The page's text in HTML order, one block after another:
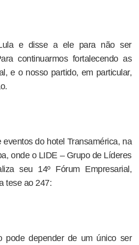
e disse a ele para não ser
continuarmos fortalecendo as
e o nosso partido, em particular,
do hotel Transamérica, na
onde o LIDE – Grupo de Líderes
seu 14º Fórum Empresarial,
tese ao 247:
pode depender de um único ser